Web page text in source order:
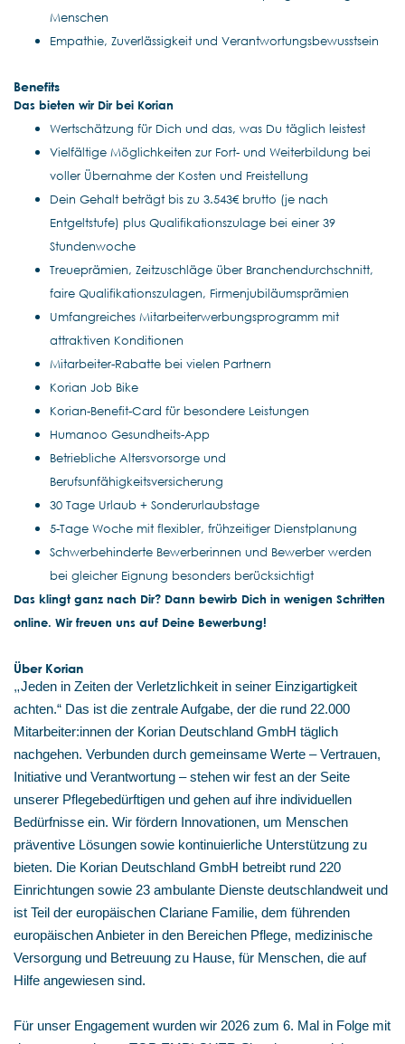
Menschen
Empathie, Zuverlässigkeit und Verantwortungsbewusstsein
Benefits
Das bieten wir Dir bei Korian
Wertschätzung für Dich und das, was Du täglich leistest
Vielfältige Möglichkeiten zur Fort- und Weiterbildung bei
voller Übernahme der Kosten und Freistellung
Dein Gehalt beträgt bis zu 3.543€ brutto (je nach
Entgeltstufe) plus Qualifikationszulage bei einer 39
Stundenwoche
Treueprämien, Zeitzuschläge über Branchendurchschnitt,
faire Qualifikationszulagen, Firmenjubiläumsprämien
Umfangreiches Mitarbeiterwerbungsprogramm mit
attraktiven Konditionen
Mitarbeiter-Rabatte bei vielen Partnern
Korian Job Bike
Korian-Benefit-Card für besondere Leistungen
Humanoo Gesundheits-App
Betriebliche Altersvorsorge und
Berufsunfähigkeitsversicherung
30 Tage Urlaub + Sonderurlaubstage
5-Tage Woche mit flexibler, frühzeitiger Dienstplanung
Schwerbehinderte Bewerberinnen und Bewerber werden
bei gleicher Eignung besonders berücksichtigt
Das klingt ganz nach Dir? Dann bewirb Dich in wenigen Schritten
online. Wir freuen uns auf Deine Bewerbung!
Über Korian
„Jeden in Zeiten der Verletzlichkeit in seiner Einzigartigkeit
achten.“ Das ist die zentrale Aufgabe, der die rund 22.000
Mitarbeiter:innen der Korian Deutschland GmbH täglich
nachgehen. Verbunden durch gemeinsame Werte – Vertrauen,
Initiative und Verantwortung – stehen wir fest an der Seite
unserer Pflegebedürftigen und gehen auf ihre individuellen
Bedürfnisse ein. Wir fördern Innovationen, um Menschen
präventive Lösungen sowie kontinuierliche Unterstützung zu
bieten. Die Korian Deutschland GmbH betreibt rund 220
Einrichtungen sowie 23 ambulante Dienste deutschlandweit und
ist Teil der europäischen Clariane Familie, dem führenden
europäischen Anbieter in den Bereichen Pflege, medizinische
Versorgung und Betreuung zu Hause, für Menschen, die auf
Hilfe angewiesen sind.
Für unser Engagement wurden wir 2026 zum 6. Mal in Folge mit